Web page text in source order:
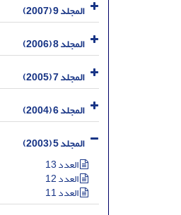
المجلد 9 (2007)
المجلد 8 (2006)
المجلد 7 (2005)
المجلد 6 (2004)
المجلد 5 (2003)
العدد 13
العدد 12
العدد 11